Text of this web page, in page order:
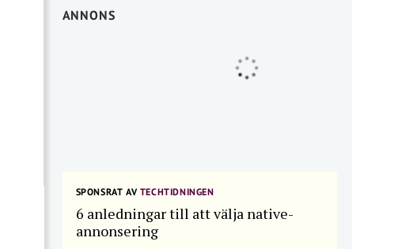
ANNONS
SPONSRAT AVTECHTIDNINGEN
6 anledningar till att välja native-
annonsering